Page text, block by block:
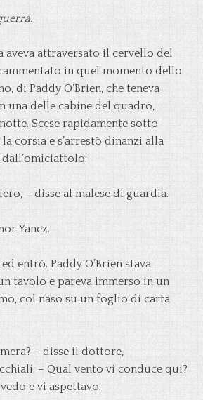
aveva attraversato il cervello del
in quel momento dello
di Paddy O’Brien, che teneva
una delle cabine del quadro,
Scese rapidamente sotto
corsia e s’arrestò dinanzi alla
– disse al malese di guardia.
Yanez.
entrò. Paddy O’Brien stava
tavolo e pareva immerso in un
col naso su un foglio di carta
– disse il dottore,
– Qual vento vi conduce qui?
e vi aspettavo.